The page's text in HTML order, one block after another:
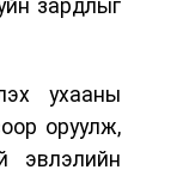
зардлыг
ухааны
оруулж,
эвлэлийн